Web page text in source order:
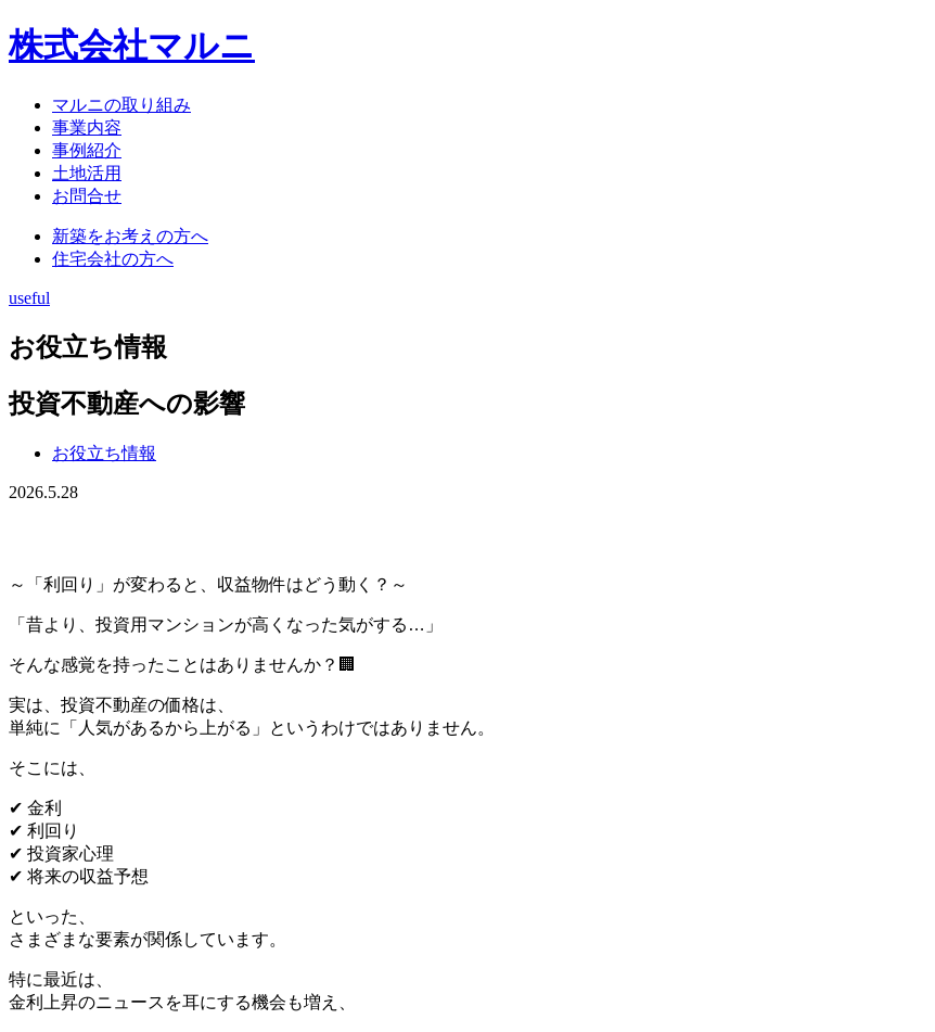
株式会社マルニ
マルニの取り組み
事業内容
事例紹介
土地活用
お問合せ
新築をお考えの方へ
住宅会社の方へ
useful
お役立ち情報
投資不動産への影響
お役立ち情報
2026.5.28
～「利回り」が変わると、収益物件はどう動く？～
「昔より、投資用マンションが高くなった気がする…」
そんな感覚を持ったことはありませんか？🏢
実は、投資不動産の価格は、
単純に「人気があるから上がる」というわけではありません。
そこには、
✔ 金利
✔ 利回り
✔ 投資家心理
✔ 将来の収益予想
といった、
さまざまな要素が関係しています。
特に最近は、
金利上昇のニュースを耳にする機会も増え、